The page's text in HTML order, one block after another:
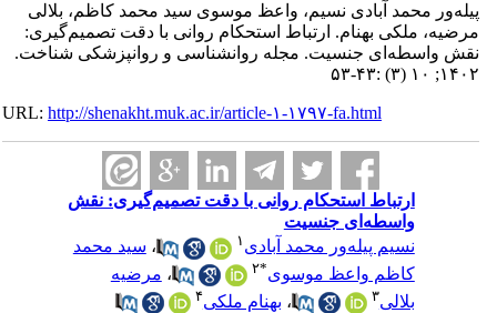
پیله‌ور محمد آبادی نسیم، واعظ موسوی سید محمد کاظم، بلالی
مرضیه، ملکی بهنام. ارتباط استحکام روانی با دقت تصمیم‌گیری:
نقش واسطه‌ای جنسیت. مجله روانشناسی و روانپزشکی شناخت.
۱۴۰۲; ۱۰ (۳) :۴۳-۵۳
URL:http://shenakht.muk.ac.ir/article-۱-۱۷۹۷-fa.html
ارتباط استحکام روانی با دقت تصمیم‌گیری: نقش
واسطه‌ای جنسیت
نسیم پیله‌ور محمد آبادی۱ ،سید محمد
کاظم واعظ موسوی
۲ ،مرضیه
بلالی
،بهنام ملکی